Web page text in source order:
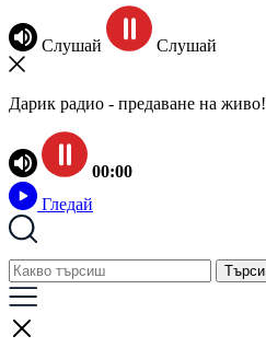
Слушай Слушай
Дарик радио - предаване на живо!
00:00
Гледай